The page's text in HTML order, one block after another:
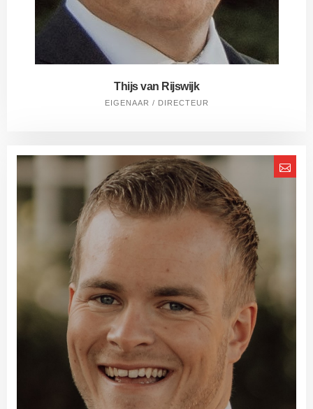
Thijs van Rijswijk
EIGENAAR / DIRECTEUR